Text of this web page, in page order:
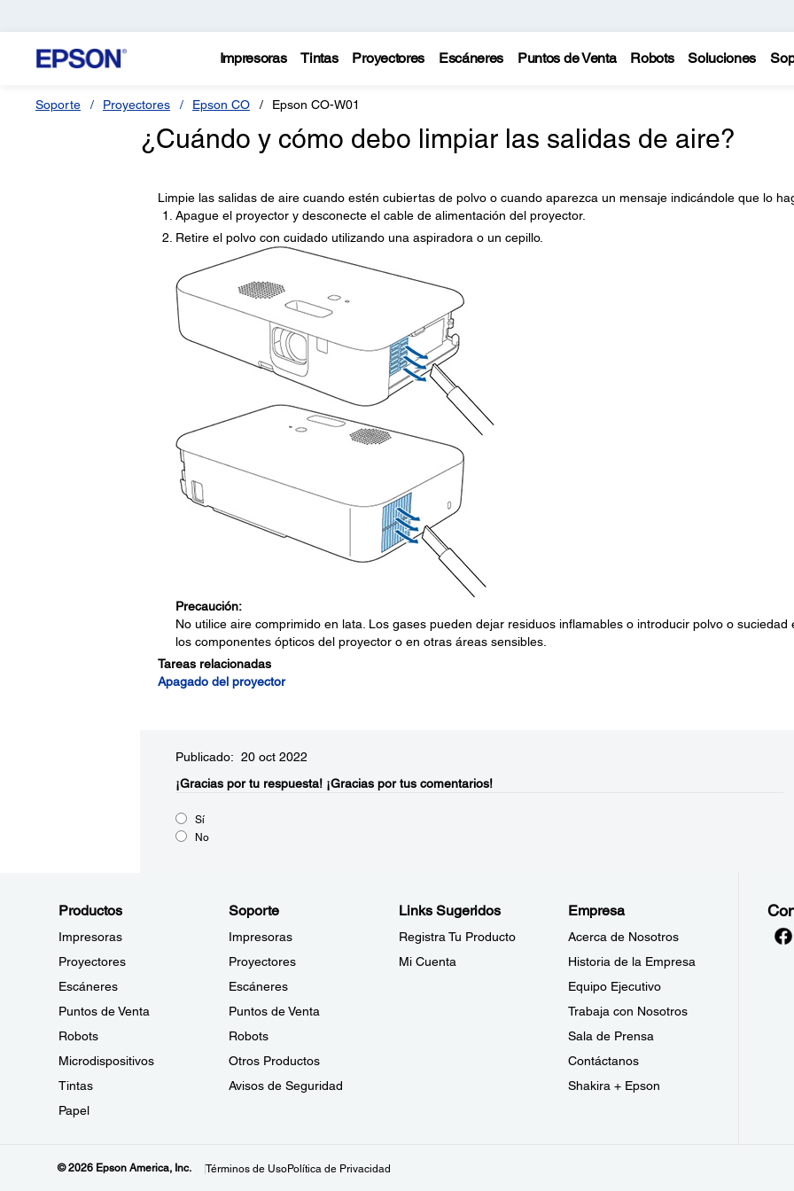
Impresoras Tintas Proyectores Escáneres Puntos de Venta Robots Soluciones
Soporte Proyectores Epson CO Epson CO-W01
¿Cuándo y cómo debo limpiar las salidas de aire?
Limpie las salidas de aire cuando estén cubiertas de polvo o cuando aparezca un mensaje indicándole que lo
Apague el proyector y desconecte el cable de alimentación del proyector.
Retire el polvo con cuidado utilizando una aspiradora o un cepillo.
Precaución:
No utilice aire comprimido en lata. Los gases pueden dejar residuos inflamables o introducir polvo o suciedad
los componentes ópticos del proyector o en otras áreas sensibles.
Tareas relacionadas
Apagado del proyector
Publicado: 20 oct 2022
¡Gracias por tu respuesta! ¡Gracias por tus comentarios!
Sí
No
Productos
Impresoras
Proyectores
Escáneres
Puntos de Venta
Robots
Microdispositivos
Tintas
Papel
Soporte
Impresoras
Proyectores
Escáneres
Puntos de Venta
Robots
Otros Productos
Avisos de Seguridad
Links Sugeridos
Registra Tu Producto
Mi Cuenta
Empresa
Acerca de Nosotros
Historia de la Empresa
Equipo Ejecutivo
Trabaja con Nosotros
Sala de Prensa
Contáctanos
Shakira + Epson
© 2026 Epson America, Inc. Términos de UsoPolítica de Privacidad